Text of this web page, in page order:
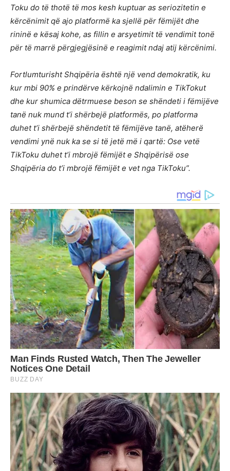
Toku do të thotë të mos kesh kuptuar as seriozitetin e
kërcënimit që ajo platformë ka sjellë për fëmijët dhe
rininë e kësaj kohe, as fillin e arsyetimit të vendimit tonë
për të marrë përgjegjësinë e reagimit ndaj atij kërcënimi.
Fortlumturisht Shqipëria është një vend demokratik, ku
kur mbi 90% e prindërve kërkojnë ndalimin e TikTokut
dhe kur shumica dëtrmuese beson se shëndeti i fëmijëve
tanë nuk mund t’i shërbejë platformës, po platforma
duhet t’i shërbejë shëndetit të fëmijëve tanë, atëherë
vendimi ynë nuk ka se si të jetë më i qartë: Ose vetë
TikToku duhet t’i mbrojë fëmijët e Shqipërisë ose
Shqipëria do t’i mbrojë fëmijët e vet nga TikToku”.